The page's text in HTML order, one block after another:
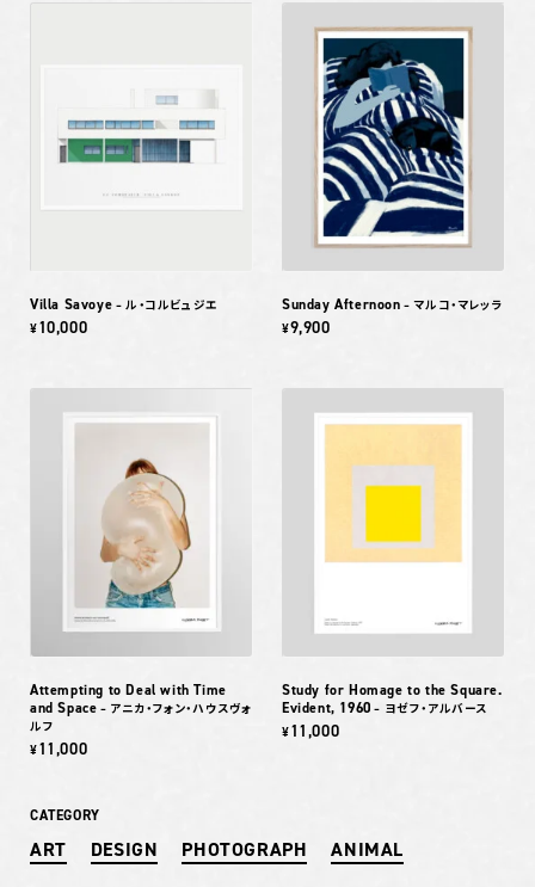
Villa Savoye – ル・コルビュジエ
¥10,000
Sunday Afternoon – マルコ・マレッラ
¥9,900
Attempting to Deal with Time
and Space – アニカ・フォン・ハウスヴォ
ルフ
¥11,000
Study for Homage to the Square.
Evident, 1960 – ヨゼフ・アルバース
¥11,000
CATEGORY
ART DESIGN PHOTOGRAPH ANIMAL